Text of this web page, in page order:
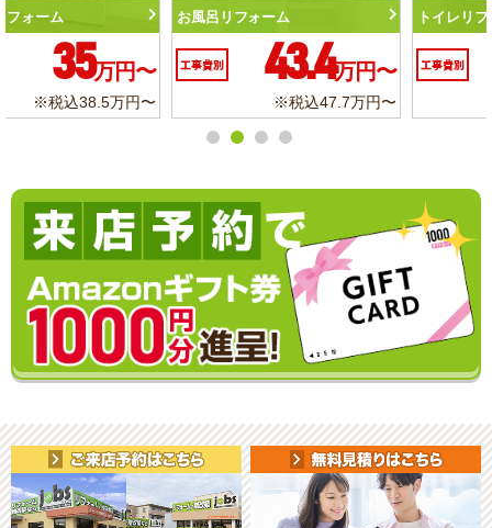
トイレリフォーム
工事費別 10.3 万円〜
※税込11.3万円〜
洗面化粧台リフォーム
工事費別 6.2 万円〜
※税込6.8万円〜